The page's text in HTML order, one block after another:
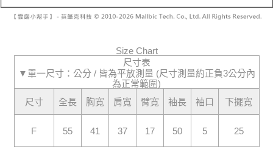
3.實際核准額度、可分期數及費用金額請依後續交易確認頁面所載為準。
1.分期款項不併入電信帳單，「大哥付你分期」於每月結算日後寄送繳費提
帳／街口支付／iPASS MONEY」等通路繳費。
1.本服務係由「台灣大哥大股份有限公司」（以下簡稱本公司）所提供，讓
用戶於交易時，得透過本服務購買商品或服務，並由商店將買賣／分期付款
全家取貨付款
付款後全家取貨
每筆NT$60，滿NT$1,600(含以上)免運費
已關閉，請勿下單
每筆NT$10,000
已關閉，請勿下單(付取)
Size Chart
尺寸表
▼單一尺寸：公分 / 皆為平放測量 (尺寸測量約正負3公分內
為正常範圍)
尺寸
全長 胸寬 肩寬 臂寬 袖長 袖口 下擺寬
F 55 41 37 17 50 5 25